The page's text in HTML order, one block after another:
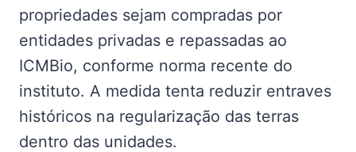
propriedades sejam compradas por
entidades privadas e repassadas ao
ICMBio, conforme norma recente do
instituto. A medida tenta reduzir entraves
históricos na regularização das terras
dentro das unidades.